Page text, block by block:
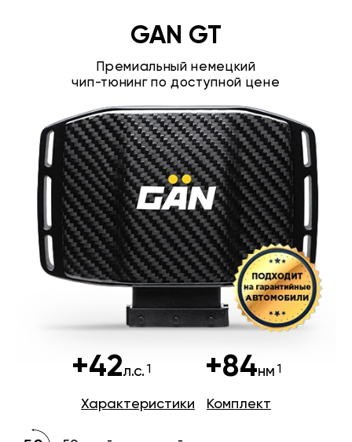
GAN GT
Премиальный немецкий
чип-тюнинг по доступной цене
+42л.с. +84нм
Характеристики Комплект